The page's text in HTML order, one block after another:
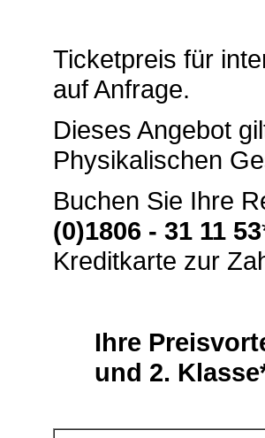
Ticketpreis für
auf Anfrage.
Dieses Angebot
Physikalischen
Buchen Sie Ihre
(0)1806 - 31 11 53
Kreditkarte zur
Ihre
und 2.